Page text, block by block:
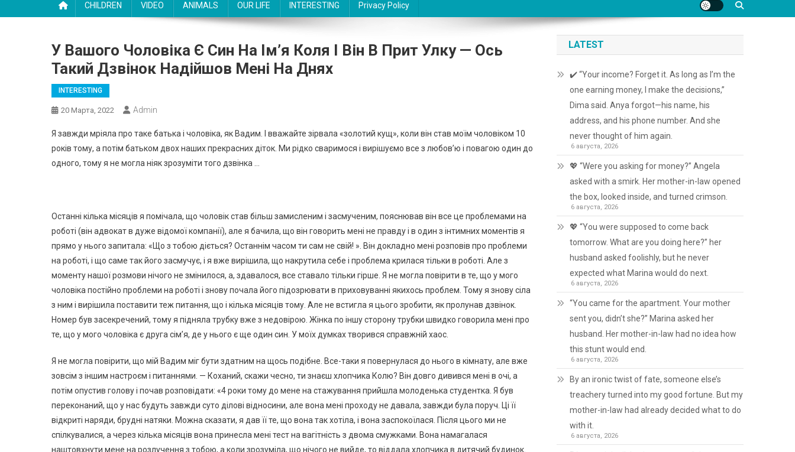
CHILDREN VIDEO ANIMALS OUR LIFE INTERESTING Privacy Policy
У Вашого Чоловіка Є Син На Ім’я Коля І Він В Прит Улку — Ось
Такий Дзвінок Надійшов Мені На Днях
INTERESTING
20 Марта, 2022 Admin
Я завжди мріяла про таке батька і чоловіка, як Вадим. І вважайте зірвала «золотий кущ», коли він став моїм чоловіком 10
років тому, а потім батьком двох наших прекрасних діток. Ми рідко сваримося і вирішуємо все з любов’ю і повагою один до
одного, тому я не могла ніяк зрозуміти того дзвінка …
Останні кілька місяців я помічала, що чоловік став більш замисленим і засмученим, пояснював він все це проблемами на
роботі (він адвокат в дуже відомої компанії), але я бачила, що він говорить мені не правду і в один з інтимних моментів я
прямо у нього запитала: «Що з тобою діється? Останнім часом ти сам не свій! ». Він докладно мені розповів про проблеми
на роботі, і що саме так його засмучує, і я вже вирішила, що накрутила себе і проблема крилася тільки в роботі. Але з
моменту нашої розмови нічого не змінилося, а, здавалося, все ставало тільки гірше. Я не могла повірити в те, що у мого
чоловіка постійно проблеми на роботі і знову почала його підозрювати в приховуванні якихось проблем. Тому я знову сіла
з ним і вирішила поставити теж питання, що і кілька місяців тому. Але не встигла я цього зробити, як пролунав дзвінок.
Номер був засекречений, тому я підняла трубку вже з недовірою. Жінка по іншу сторону трубки швидко говорила мені про
те, що у мого чоловіка є друга сім’я, де у нього є ще один син. У моїх думках творився справжній хаос.
Я не могла повірити, що мій Вадим міг бути здатним на щось подібне. Все-таки я повернулася до нього в кімнату, але вже
зовсім з іншим настроєм і питаннями. — Коханий, скажи чесно, ти знаєш хлопчика Колю? Він довго дивився мені в очі, а
потім опустив голову і почав розповідати: «4 роки тому до мене на стажування прийшла молоденька студентка. Я був
переконаний, що у нас будуть завжди суто ділові відносини, але вона мені проходу не давала, завжди була поруч. Ці її
відкриті наряди, брудні натяки. Можна сказати, я дав її те, що вона так хотіла, і вона заспокоїлася. Після цього ми не
спілкувалися, а через кілька місяців вона принесла мені тест на вагітність з двома смужками. Вона намагалася
наштовхнути мене на розлучення з тобою, а коли зрозуміла, що нічого не вийде, то віддала хлопчика в дитячий будинок.
LATEST
✔️ “Your income? Forget it. As long as I’m the
one earning money, I make the decisions,”
Dima said. Anya forgot—his name, his
address, and his phone number. And she
never thought of him again.
6 августа, 2026
💖 “Were you asking for money?” Angela
asked with a smirk. Her mother-in-law opened
the box, looked inside, and turned crimson.
6 августа, 2026
💖 “You were supposed to come back
tomorrow. What are you doing here?” her
husband asked foolishly, but he never
expected what Marina would do next.
6 августа, 2026
“You came for the apartment. Your mother
sent you, didn’t she?” Marina asked her
husband. Her mother-in-law had no idea how
this stunt would end.
6 августа, 2026
By an ironic twist of fate, someone else’s
treachery turned into my good fortune. But my
mother-in-law had already decided what to do
with it.
6 августа, 2026